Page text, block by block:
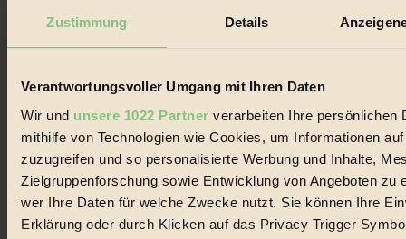
Zustimmung Details
Verantwortungsvoller Umgang mit Ihren Daten
Wir und unsere 1022 Partner verarbeiten Ihre persönlichen
mithilfe von Technologien wie Cookies, um Informationen
zuzugreifen und so personalisierte Werbung und Inhalte,
Zielgruppenforschung sowie Entwicklung von Angeboten zu
wer Ihre Daten für welche Zwecke nutzt. Sie können Ihre
Erklärung oder durch Klicken auf das Privacy Trigger
Hier einloggen